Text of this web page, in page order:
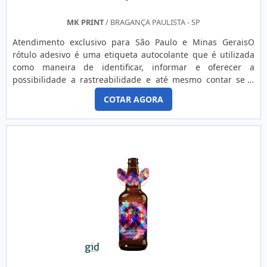
personalizada: Comprometida com os serviços;
Segura. REFERÊNCIA DE QUALIDADE NO
SEGMENTOSomente na Etiquetas ncora tem tudo que se
precisa para empresa de etiqueta de composição
personalizada. É possível encontrar uma grande variedade
no portfólio como etiquetas estampadas e etiquetas
adesivas sem impressão.Tem rótulo de comprometida com
os serviços e inovadora, padrões possíveis por contar com
mercado. Tudo isso, somado à performance de uma equipe
de colaboradores qualificados comercialmente e
tecnicamente para melhor atender os clientes e
especialistas dedicados, comprova sua essência de trazer o
melhor para todos os clientes.Aproveite a visita para
acessar o nosso site e saber mais sobre a empresa, nossos
serviços e produtos. Se preferir, entre em contato com um
dos nossos consultores e solicite um orçamento!
MK PRINT/ BRAGANÇA PAULISTA - SP
Atendimento exclusivo para São Paulo e Minas GeraisO
rótulo adesivo é uma etiqueta autocolante que é utilizada
como maneira de identificar, informar e oferecer a
possibilidade a rastreabilidade e até mesmo contar se a
mercadoria está de acordo com a temperatura e validade
estipulada. Para levar qualquer tipo de dados de um
determinado produto que esteja escrita na embalagem, a
melhor opção é comprar etiquetas adesivas. MAIS
surgiu no meio da segunda guerra mundial, e as etiquetas
adesivas foram criadas por Avery Dennison, pelo qual foi
responsável por criar a empresa Avery Dennison
Corporation (Avery), fundada na Inglaterra com o intuito de
trazer uma nova linha de produtos. As empresas fabricam
os rotulos adesivos de tais formas:Impressão
digital; Impressão com flexografia;Entre outras.O
consumidor que optar pela etiqueta terá uma enorme
diversidade de acabamentos para os rótulos, com design
COTAR AGORA